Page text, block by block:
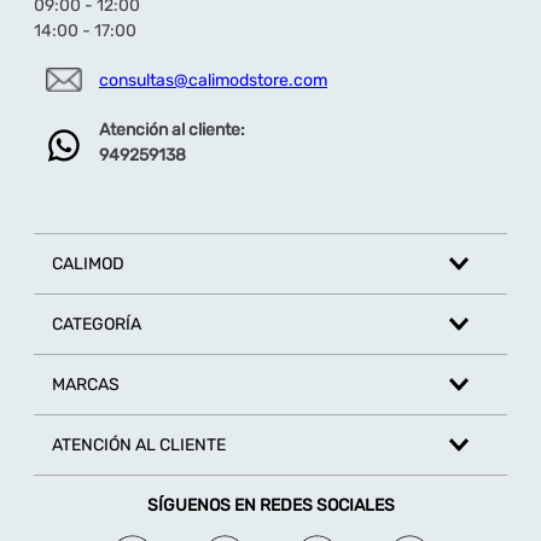
09:00 - 12:00
14:00 - 17:00
consultas@calimodstore.com
Atención al cliente:
949259138
CALIMOD
CATEGORÍA
MARCAS
ATENCIÓN AL CLIENTE
SÍGUENOS EN REDES SOCIALES